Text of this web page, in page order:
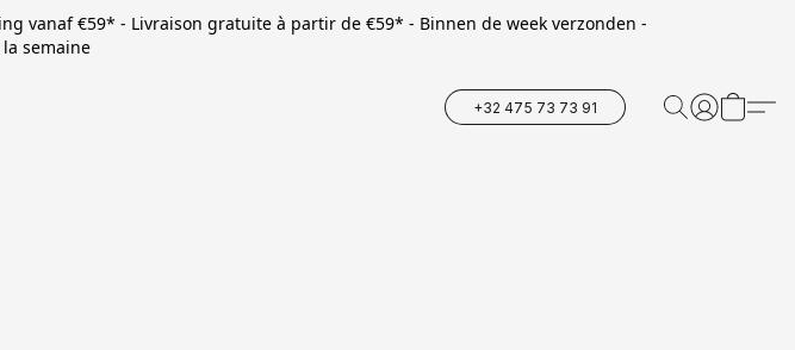
vanaf €59* - Livraison gratuite à partir de €59* - Binnen de week verzonden -
semaine
+32 475 73 73 91